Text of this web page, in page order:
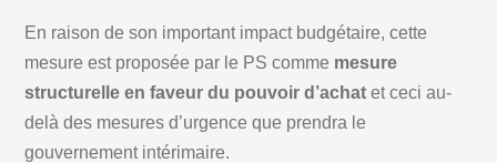
En raison de son important impact budgétaire, cette
mesure est proposée par le PS comme mesure
structurelle en faveur du pouvoir d’achat et ceci au-
delà des mesures d’urgence que prendra le
gouvernement intérimaire.